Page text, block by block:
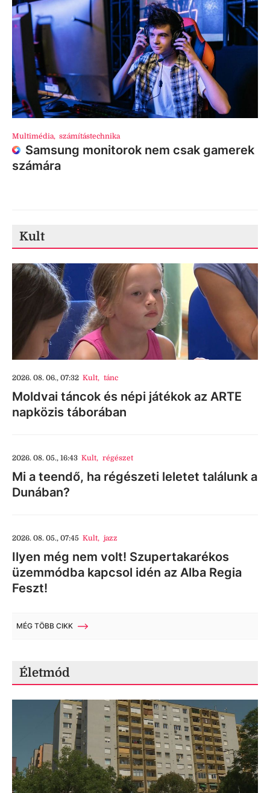
Multimédia, számítástechnika
Samsung monitorok nem csak gamerek
számára
Kult
2026. 08. 06., 07:32 Kult, tánc
Moldvai táncok és népi játékok az ARTE
napközis táborában
2026. 08. 05., 16:43 Kult, régészet
Mi a teendő, ha régészeti leletet találunk a
Dunában?
2026. 08. 05., 07:45 Kult, jazz
Ilyen még nem volt! Szupertakarékos
üzemmódba kapcsol idén az Alba Regia
Feszt!
MÉG TÖBB CIKK
Életmód